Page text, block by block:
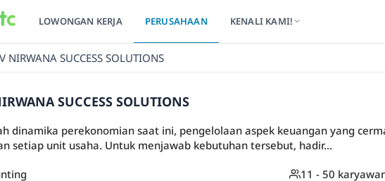
LOWONGAN KERJA PERUSAHAAN KENALI KAMI!
NIRWANA SUCCESS SOLUTIONS
SUCCESS SOLUTIONS
dinamika perekonomian saat ini, pengelolaan aspek keuangan yang
setiap unit usaha. Untuk menjawab kebutuhan tersebut, hadir...
11 - 50